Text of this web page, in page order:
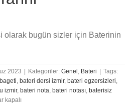
olarak bugün sizler için Baterinin
2023 | Kategoriler: Genel Bateri | Tags:
bateri dersi izmir, bateri egzersizleri
izmir, bateri nota bateri notası baterisiz
kapalı